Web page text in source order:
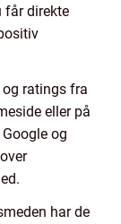
får direkte
ratings fra
eller på
og
har de